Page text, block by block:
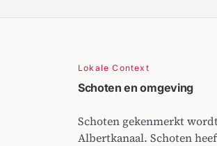
Lokale Context
Schoten en omgeving
Schoten gekenmerkt
Albertkanaal. Schoten